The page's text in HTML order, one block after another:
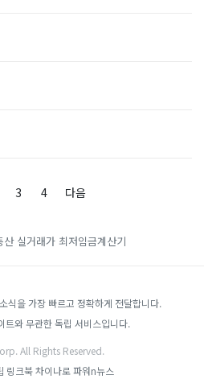
3 4 다음
산 실거래가 최저임금계산기
을 가장 빠르고 정확하게 전달합니다.
트와 무관한 독립 서비스입니다.
All Rights Reserved.
링크북 차이나로 파워n뉴스